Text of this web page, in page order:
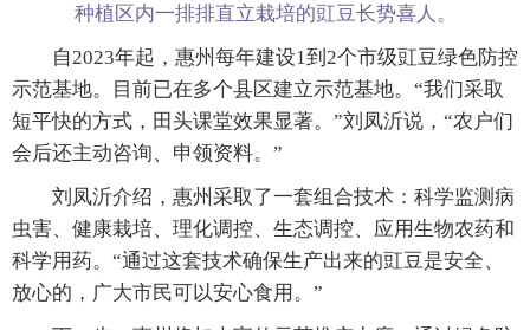
种植区内一排排直立栽培的豇豆长势喜人。
自2023年起，惠州每年建设1到2个市级豇豆绿色防控
示范基地。目前已在多个县区建立示范基地。“我们采取
短平快的方式，田头课堂效果显著。”刘凤沂说，“农户们
会后还主动咨询、申领资料。”
刘凤沂介绍，惠州采取了一套组合技术：科学监测病
虫害、健康栽培、理化调控、生态调控、应用生物农药和
科学用药。“通过这套技术确保生产出来的豇豆是安全、
放心的，广大市民可以安心食用。”